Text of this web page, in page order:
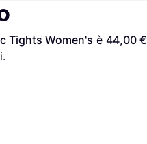
Tights Women's è 44,00 €